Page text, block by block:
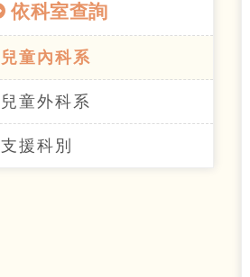
依科室查詢
兒童內科系
兒童外科系
支援科別